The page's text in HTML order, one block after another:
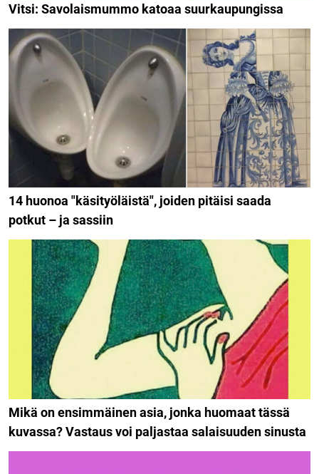
Vitsi: Savolaismummo katoaa suurkaupungissa
14 huonoa "käsityöläistä", joiden pitäisi saada
potkut – ja sassiin
Mikä on ensimmäinen asia, jonka huomaat tässä
kuvassa? Vastaus voi paljastaa salaisuuden sinusta